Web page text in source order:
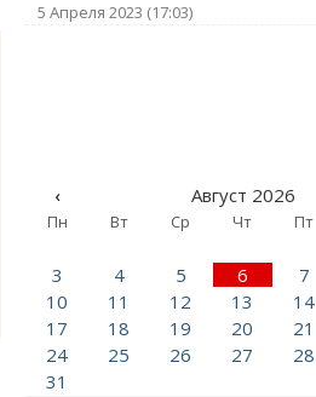
5 Апреля 2023 (17:03)
‹ Август 2026
Пн Вт Ср Чт Пт
3
4 5 6 7
10
11 12 13 14
17
18 19 20 21
24
25 26 27 28
31